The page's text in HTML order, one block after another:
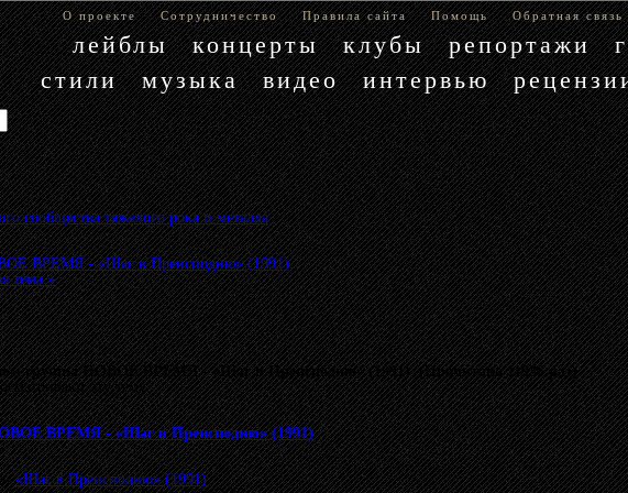
О проекте Сотрудничество Правила сайта Помощь Обратная связь
лейблы концерты клубы репортажи
стили
музыка видео интервью
сообщества тяжелого рока и металла»
ВРЕМЯ - «Шаг в Преисподню» (1991)
тема »
группы НОВОЕ ВРЕМЯ - «Шаг в Преисподню» (1991) (Прочитано 11936 раз)
эту тему.
ВРЕМЯ - «Шаг в Преисподню» (1991)
«Шаг в Преисподню» (1991).